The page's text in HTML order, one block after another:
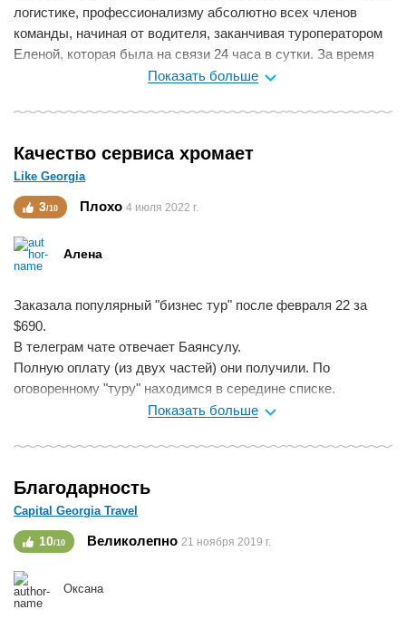
логистике, профессионализму абсолютно всех членов
команды, начиная от водителя, заканчивая туроператором
Еленой, которая была на связи 24 часа в сутки. За время
своего путешествия побывали в Тбилиси, Мцхете и
рай на земле, отель Паспорт в Тбилиси - просто
поездку весной .
Спасибо вам за заботу о нас, профессионализм и
душевность..
Показать больше
Качество сервиса хромает
Like Georgia
3/10 Плохо 4 июля 2022 г.
Алена
Заказала популярный "бизнес тур" после февраля 22 за
$690.
В телеграм чате отвечает Баянсулу.
Полную оплату (из двух частей) они получили. По
оговоренному "туру" находимся в середине списке.
вопросы в телеграмме - жесть. Ответы не на все вопросы.
2. (не особо критично) На звонки не отвечают.
Не то, чтобы я недовольна сервисом. но качество хромает.
об этом и пост - уберу когда почувствую себя средне
довольной.
Мне нравится
Показать больше
Благодарность
Capital Georgia Travel
10/10 Великолепно 21 ноября 2019 г.
Оксана